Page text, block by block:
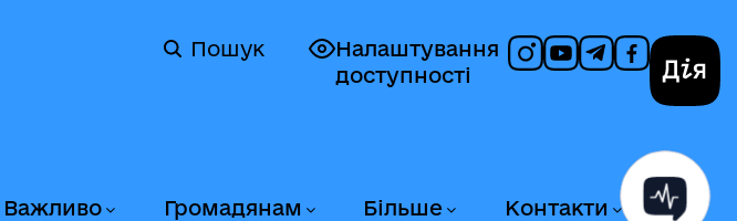
Налаштування
доступності
Пошук
Важливо Громадянам Більше Контакти